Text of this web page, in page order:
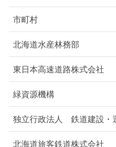
市町村
北海道水産林務部
東日本高速道路株式会社
緑資源機構
独立行政法人 鉄道建設・
北海道旅客鉄道株式会社